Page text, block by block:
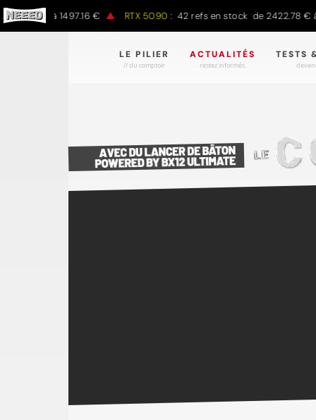
€ à 1497.16 € RTX 5090 : 42 refs en stock de 2422.78 € à
LE PILIER
// du comptoir
ACTUALITÉS
restez informés.
TESTS